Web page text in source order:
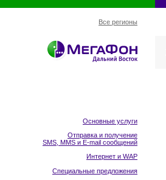
Все регионы
Основные услуги
Отправка и получение
SMS, MMS и E-mail сообщений
Интернет и WAP
Специальные предложения